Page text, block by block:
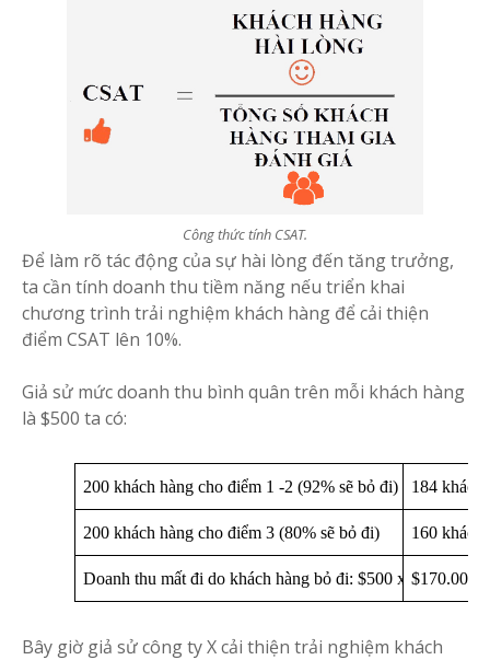
Công thức tính CSAT.
Để làm rõ tác động của sự hài lòng đến tăng trưởng,
ta cần tính doanh thu tiềm năng nếu triển khai
chương trình trải nghiệm khách hàng để cải thiện
điểm CSAT lên 10%.
Giả sử mức doanh thu bình quân trên mỗi khách hàng
là $500 ta có:
200 khách hàng cho điểm 1 -2 (92% sẽ bỏ đi) 184 khách
200 khách hàng cho điểm 3 (80% sẽ bỏ đi) 160 khách
Doanh thu mất đi do khách hàng bỏ đi: $500 x (184 +
$170.000
Bây giờ giả sử công ty X cải thiện trải nghiệm khách